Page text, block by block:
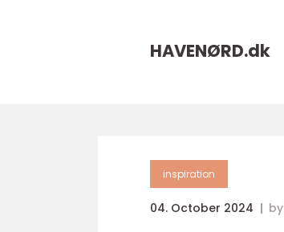
HAVENØRD.dk
inspiration
04. October 2024 by